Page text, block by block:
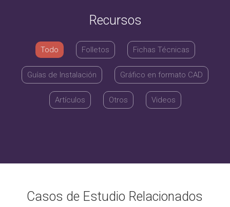
Recursos
Todo Folletos Fichas Técnicas
Guías de Instalación Gráfico en formato CAD
Artículos Otros Videos
Casos de Estudio Relacionados